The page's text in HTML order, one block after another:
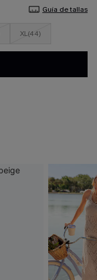
Guía de tallas
XL(44)